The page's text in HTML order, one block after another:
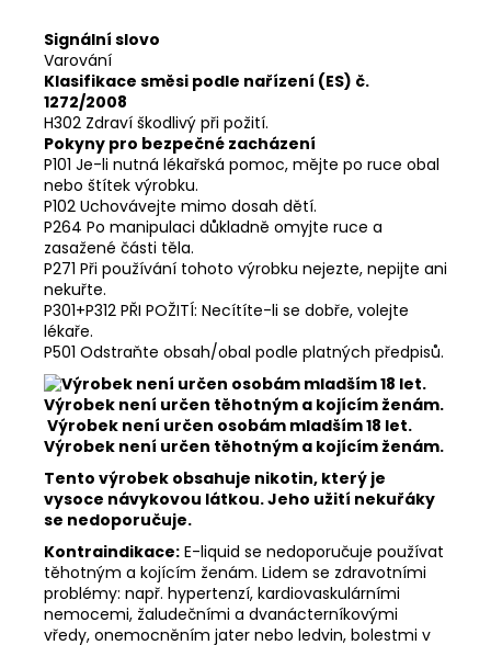
Signální slovo
Varování
Klasifikace směsi podle nařízení (ES) č.
1272/2008
H302 Zdraví škodlivý při požití.
Pokyny pro bezpečné zacházení
P101 Je-li nutná lékařská pomoc, mějte po ruce obal
nebo štítek výrobku.
P102 Uchovávejte mimo dosah dětí.
P264 Po manipulaci důkladně omyjte ruce a
zasažené části těla.
P271 Při používání tohoto výrobku nejezte, nepijte ani
nekuřte.
P301+P312 PŘI POŽITÍ: Necítíte-li se dobře, volejte
lékaře.
P501 Odstraňte obsah/obal podle platných předpisů.
Výrobek není určen osobám mladším 18 let.
Výrobek není určen těhotným a kojícím ženám.
Tento výrobek obsahuje nikotin, který je
vysoce návykovou látkou. Jeho užití nekuřáky
se nedoporučuje.
Kontraindikace: E-liquid se nedoporučuje používat
těhotným a kojícím ženám. Lidem se zdravotními
problémy: např. hypertenzí, kardiovaskulárními
nemocemi, žaludečními a dvanácterníkovými
vředy, onemocněním jater nebo ledvin, bolestmi v